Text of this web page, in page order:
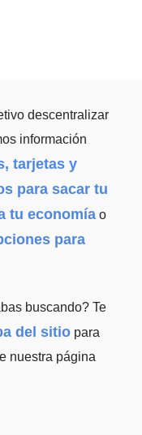
descentralizar
información
tarjetas y
para sacar tu
tu economíao
para
buscando? Te
del sitio para
nuestra página